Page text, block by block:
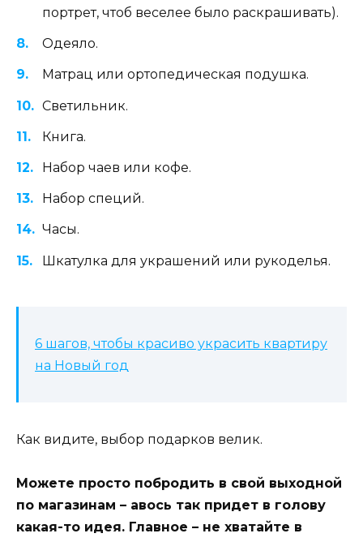
портрет, чтоб веселее было раскрашивать).
Одеяло.
Матрац или ортопедическая подушка.
Светильник.
Книга.
Набор чаев или кофе.
Набор специй.
Часы.
Шкатулка для украшений или рукоделья.
6 шагов, чтобы красиво украсить квартиру
на Новый год
Как видите, выбор подарков велик.
Можете просто побродить в свой выходной
по магазинам – авось так придет в голову
какая-то идея. Главное – не хватайте в